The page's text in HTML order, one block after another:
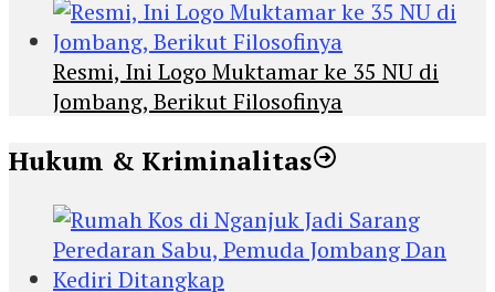
Resmi, Ini Logo Muktamar ke 35 NU di
Jombang, Berikut Filosofinya
Hukum & Kriminalitas